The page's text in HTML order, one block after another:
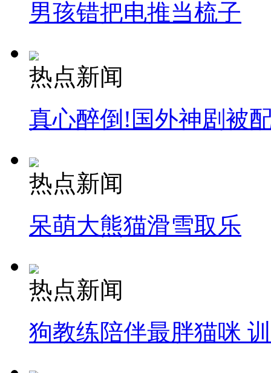
男孩错把电推当梳子
热点新闻
真心醉倒!国外神剧被
热点新闻
呆萌大熊猫滑雪取乐
热点新闻
狗教练陪伴最胖猫咪